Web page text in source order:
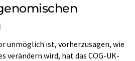
unmöglich ist, vorherzusagen, wie
verändern wird, hat das COG-UK-